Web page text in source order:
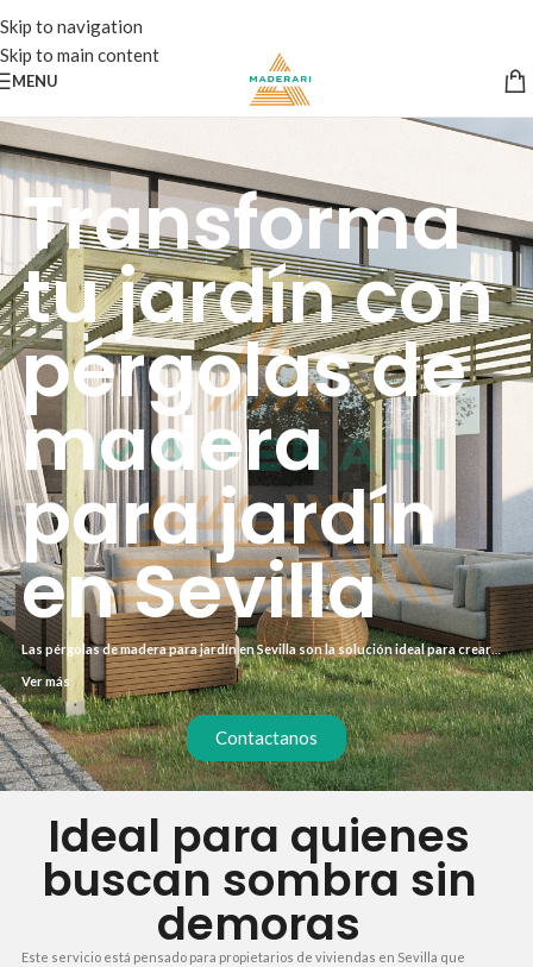
Skip to navigation
Skip to main content
MENU
Transforma
tu jardín con
pérgolas de
madera
para jardín
en Sevilla
Las pérgolas de madera para jardín en Sevilla son la solución ideal para crear
zonas de sombra duraderas y con estilo. En nuestra empresa ofrecemos un
servicio llave en mano con presupuesto cerrado, sin sorpresas. Trabajamos
con madera tratada en autoclave que resiste el clima sevillano, y ejecutamos el
proyecto en 15 días. Así transformas tu exterior sin complicaciones ni demoras.
Ver más
Contactanos
Ideal para quienes
buscan sombra sin
demoras
Este servicio está pensado para propietarios de viviendas en Sevilla que